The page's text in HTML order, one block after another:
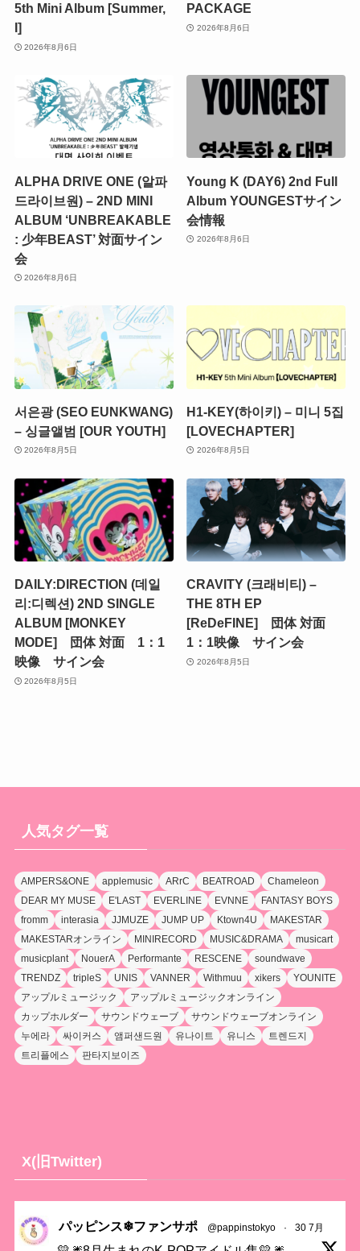
5th Mini Album [Summer,
I]
2026年8月6日
PACKAGE
2026年8月6日
ALPHA DRIVE ONE (알파
드라이브원) – 2ND MINI
ALBUM ‘UNBREAKABLE
: 少年BEAST’ 対面サイン
会
2026年8月6日
Young K (DAY6) 2nd Full
Album YOUNGESTサイン
会情報
2026年8月6日
서은광 (SEO EUNKWANG)
– 싱글앨범 [OUR YOUTH]
2026年8月5日
H1-KEY(하이키) – 미니 5집
[LOVECHAPTER]
2026年8月5日
DAILY:DIRECTION (데일
리:디렉션) 2ND SINGLE
ALBUM [MONKEY
MODE] 団体 対面 1：1
映像 サイン会
2026年8月5日
CRAVITY (크래비티) –
THE 8TH EP
[ReDeFINE] 団体 対面
1：1映像 サイン会
2026年8月5日
人気タグ一覧
AMPERS&ONE applemusic ARrC BEATROAD
Chameleon
DEAR MY MUSE
E'LAST EVERLINE EVNNE
FANTASY BOYS
fromm
interasia JJMUZE JUMP UP Ktown4U
MAKESTAR
MAKESTARオンライン
MINIRECORD MUSIC&DRAMA
musicart
musicplant
NouerA Performante RESCENE
soundwave
TRENDZ
tripleS UNIS VANNER Withmuu xikers
YOUNITE
アップルミュージック
アップルミュージックオンライン
カップホルダー
サウンドウェーブ
サウンドウェーブオンライン
누에라
싸이커스 앰퍼샌드원 유나이트 유니스
트렌드지
트리플에스
판타지보이즈
X(旧Twitter)
パッピンス❄ファンサポ @pappinstokyo · 30 7月